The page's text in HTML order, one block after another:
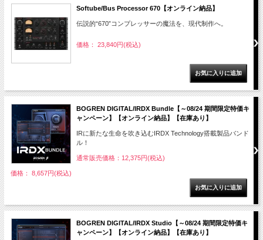
Softube/Bus Processor 670【オンライン納品】
伝説的“670”コンプレッサーの魔法を、現代制作へ。
価格： 23,840円(税込)
BOGREN DIGITAL/IRDX Bundle【～08/24 期間限定特価キ
ャンペーン】【オンライン納品】【在庫あり】
IRに新たな生命を吹き込むIRDX Technology搭載製品バンド
ル！
通常販売価格：12,375円(税込)
価格： 8,657円(税込)
BOGREN DIGITAL/IRDX Studio【～08/24 期間限定特価キ
ャンペーン】【オンライン納品】【在庫あり】